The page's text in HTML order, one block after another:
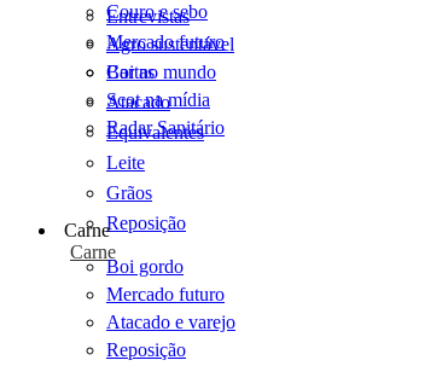
Entrevistas
Agro sustentável
Cartas
Scot na mídia
Radar Sanitário
Couro e sebo
Mercado futuro
Boi no mundo
Atacado
Equivalentes
Leite
Grãos
Reposição
Carne
Carne
Boi gordo
Mercado futuro
Atacado e varejo
Reposição